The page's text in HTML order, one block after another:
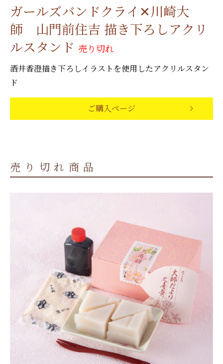
ガールズバンドクライ✕川崎大
師 山門前住吉 描き下ろしアクリ
ルスタンド 売り切れ
酒井香澄描き下ろしイラストを使用したアクリルスタン
ド
ご購入ページ
売り切れ商品